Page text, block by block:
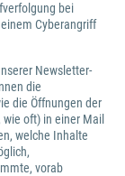
bei
Cyberangriff
Newsletter-
die
die Öffnungen der
oft) in einer Mail
welche Inhalte
vorab